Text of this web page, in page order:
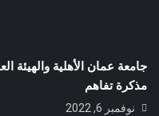
جامعة عمان الأهلية والهيئة
مذكرة تفاهم
نوفمبر 6, 2022